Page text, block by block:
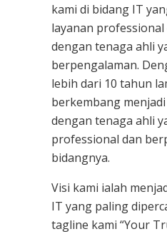
kami di bidang IT
layanan professional
dengan tenaga ahli
berpengalaman.
lebih dari 10 tahun
berkembang
dengan tenaga ahli
professional dan
bidangnya.
Visi kami ialah
IT yang paling
tagline kami “Your